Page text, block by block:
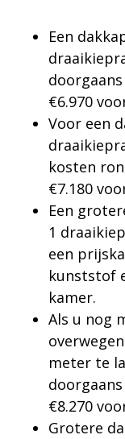
Een
€6.970
Voor een
kosten
€7.180
Een
1
een
kunststof
kamer.
Als u nog
meter te
€8.270
Grotere